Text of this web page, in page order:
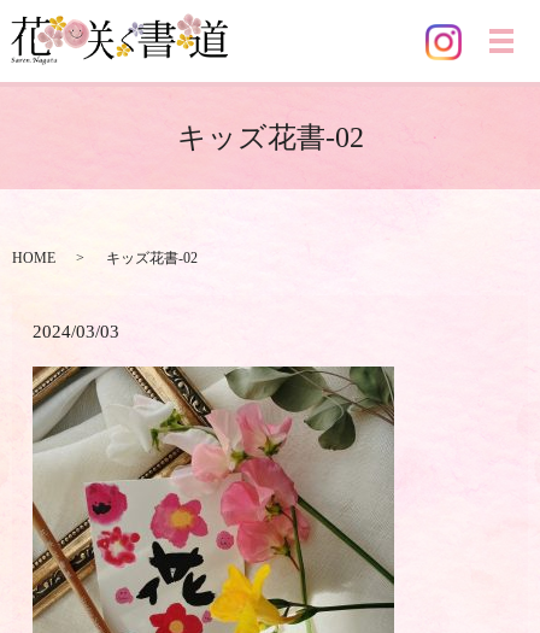
メ
キッズ花書-02
HOME キッズ花書-02
2024/03/03